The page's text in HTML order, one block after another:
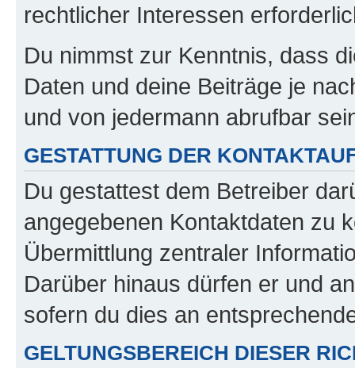
rechtlicher Interessen
Du nimmst zur Kenntnis, dass
Daten und deine Beiträge je
und von jedermann abrufbar
GESTATTUNG DER
Du gestattest dem Betreiber
angegebenen Kontaktdaten zu
Übermittlung zentraler
Darüber hinaus dürfen er und
sofern du dies an
GELTUNGSBEREICH DIESER